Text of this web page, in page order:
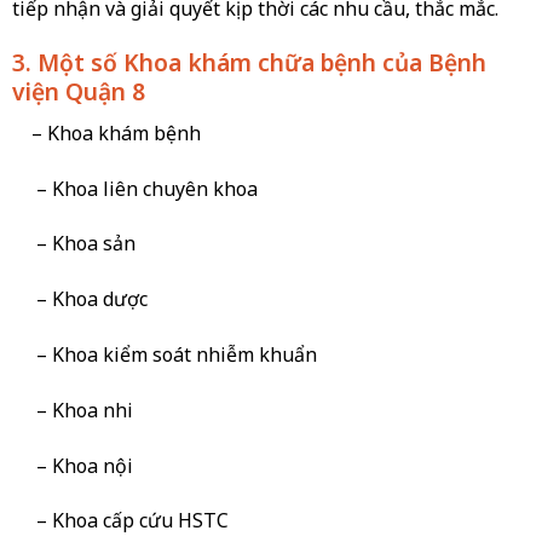
tiếp nhận và giải quyết kịp thời các nhu cầu, thắc mắc.
3. Một số Khoa khám chữa bệnh của Bệnh
viện Quận 8
– Khoa khám bệnh
– Khoa liên chuyên khoa
– Khoa sản
– Khoa dược
– Khoa kiểm soát nhiễm khuẩn
– Khoa nhi
– Khoa nội
– Khoa cấp cứu HSTC